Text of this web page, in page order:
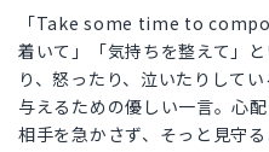
「Take some time to
着いて」「気持ちを整えて」
り、怒ったり、泣いたりして
与えるための優しい一言。心
相手を急かさず、そっと見守る